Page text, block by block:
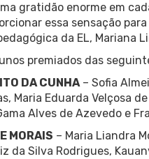
gratidão enorme em
essa sensação
da EL, Mariana
premiados das
DA CUNHA– Sofia
Maria Eduarda Velçosa
Alves de Azevedo e
MORAIS – Maria Liandra
da Silva Rodrigues,